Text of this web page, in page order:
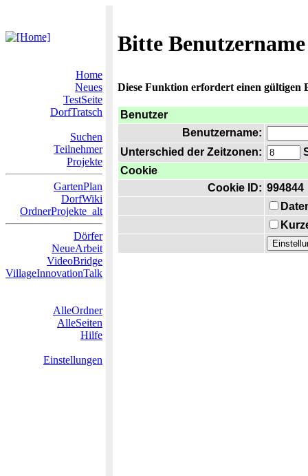
Bitte
Home
Neues
TestSeite
DorfTratsch
Suchen
Teilnehmer
Projekte
GartenPlan
DorfWiki
OrdnerProjekte_alt
Dörfer
NeueArbeit
VideoBridge
VillageInnovationTalk
AlleOrdner
AlleSeiten
Hilfe
Einstellungen
Diese Funktion erfordert einen gültigen
Benutzer
Benutzername:
Unterschied der Zeitzonen:
Cookie
Cookie ID: 994844